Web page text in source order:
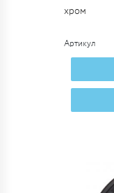
хром
Артикул